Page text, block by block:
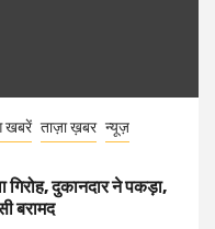
खबरें ताज़ा ख़बर न्यूज़
दुकानदार ने पकड़ा,
बरामद